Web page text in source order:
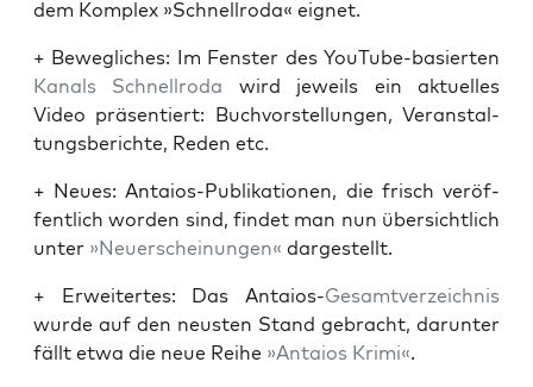
dem Kom­plex »Schnell­ro­da« eignet.
+ Beweg­li­ches: Im Fens­ter des You­Tube-basier­ten
Kanals Schnell­ro­da wird jeweils ein aktu­el­les
Video prä­sen­tiert: Buch­vor­stel­lun­gen, Ver­an­stal­
tungs­be­rich­te, Reden etc.
+ Neu­es: Antai­os-Publi­ka­tio­nen, die frisch ver­öf­
fent­lich wor­den sind, fin­det man nun über­sicht­lich
unter »Neu­erschei­nun­gen« dargestellt.
+ Erwei­ter­tes: Das Antai­os-Gesamt­ver­zeich­nis
wur­de auf den neus­ten Stand gebracht, dar­un­ter
fällt etwa die neue Rei­he »Antai­os Kri­mi«.